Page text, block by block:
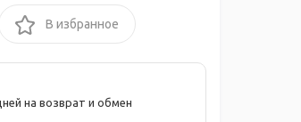
В избранное
на возврат и обмен